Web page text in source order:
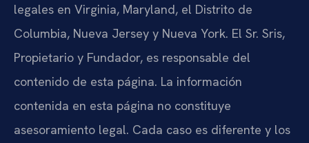
legales en Virginia, Maryland, el Distrito de
Columbia, Nueva Jersey y Nueva York. El Sr. Sris,
Propietario y Fundador, es responsable del
contenido de esta página. La información
contenida en esta página no constituye
asesoramiento legal. Cada caso es diferente y los